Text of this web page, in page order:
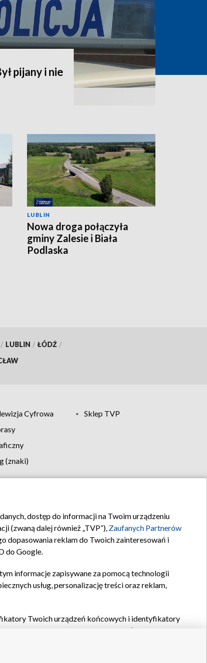
pijany i nie
LUBLIN
Nowa droga połączyła
gminy Zalesie i Biała
Podlaska
/ LUBLIN / ŁÓDŹ /
Cyfrowa
Sklep TVP
(znaki)
Kontakt
dostęp do informacji na Twoim urządzeniu
(zwaną dalej również „TVP”), Zaufanych Partnerów
dopasowania reklam do Twoich zainteresowań i
do Google.
informacje zapisywane za pomocą technologii
usług, personalizację treści oraz reklam,
Twoich urządzeń końcowych i identyfikatory
oraz pozostałych
reklam, wyboru spersonalizowanych
pomiaru wydajności reklam, pomiaru wydajności